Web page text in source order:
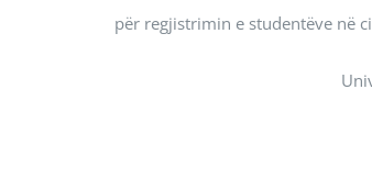
për regjistrimin e studentëve në